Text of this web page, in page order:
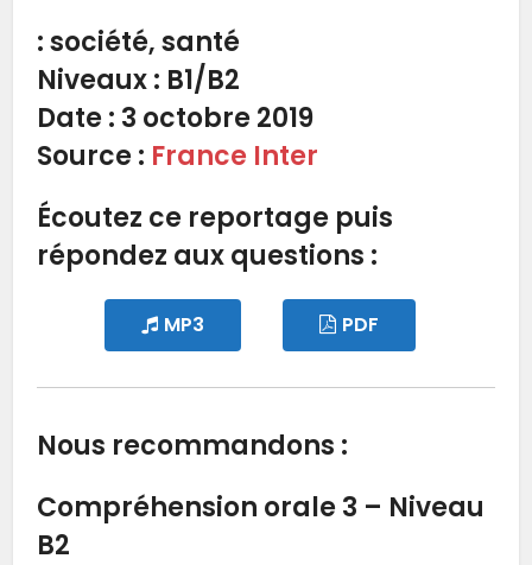
: société, santé
Niveaux: B1/B2
Date : 3 octobre 2019
Source : France Inter
Écoutez ce reportage puis
répondez aux questions :
MP3 PDF
Nous recommandons :
Compréhension orale 3 – Niveau
B2